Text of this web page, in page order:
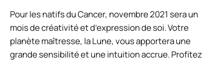
Pour les natifs du Cancer, novembre 2021 sera un
mois de créativité et d’expression de soi. Votre
planète maîtresse, la Lune, vous apportera une
grande sensibilité et une intuition accrue. Profitez